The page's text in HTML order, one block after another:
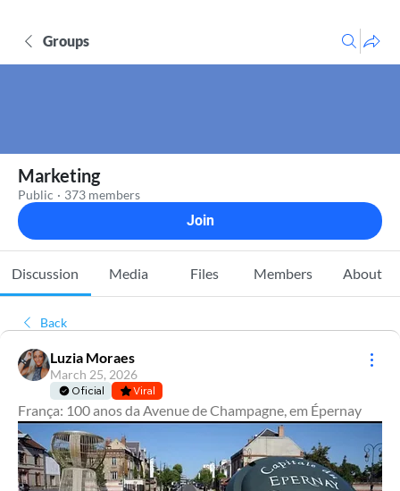
Groups
Marketing
Public · 373 members
Join
Discussion Media Files Members About
Back
Luzia Moraes
March 25, 2026
Oficial Viral
França: 100 anos da Avenue de Champagne, em Épernay